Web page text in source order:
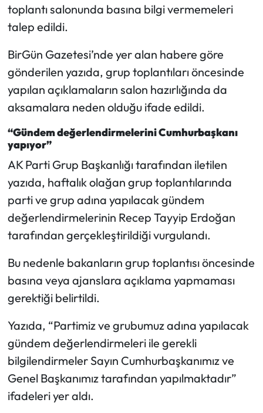
toplantı salonunda basına bilgi vermemeleri
talep edildi.
BirGün Gazetesi’nde yer alan habere göre
gönderilen yazıda, grup toplantıları öncesinde
yapılan açıklamaların salon hazırlığında da
aksamalara neden olduğu ifade edildi.
“Gündem değerlendirmelerini Cumhurbaşkanı
yapıyor”
AK Parti Grup Başkanlığı tarafından iletilen
yazıda, haftalık olağan grup toplantılarında
parti ve grup adına yapılacak gündem
değerlendirmelerinin Recep Tayyip Erdoğan
tarafından gerçekleştirildiği vurgulandı.
Bu nedenle bakanların grup toplantısı öncesinde
basına veya ajanslara açıklama yapmaması
gerektiği belirtildi.
Yazıda, “Partimiz ve grubumuz adına yapılacak
gündem değerlendirmeleri ile gerekli
bilgilendirmeler Sayın Cumhurbaşkanımız ve
Genel Başkanımız tarafından yapılmaktadır”
ifadeleri yer aldı.
Mecitözü Haberleri
Ortaköy Haberleri
Osmancık Haberleri
Otomotiv
Resmi İlan
Resmi Reklam
Sağlık
Spor
Sungurlu Haberleri
Turizm
Uğurludağ Haberleri
Yaşam